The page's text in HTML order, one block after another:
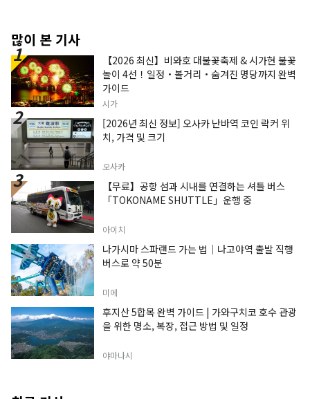
많이 본 기사
【2026 최신】비와호 대불꽃축제 & 시가현 불꽃
놀이 4선！일정・볼거리・숨겨진 명당까지 완벽
가이드
시가
[2026년 최신 정보] 오사카 난바역 코인 락커 위
치, 가격 및 크기
오사카
【무료】공항 섬과 시내를 연결하는 셔틀 버스
「TOKONAME SHUTTLE」운행 중
아이치
나가시마 스파랜드 가는 법｜나고야역 출발 직행
버스로 약 50분
미에
후지산 5합목 완벽 가이드 | 가와구치코 호수 관광
을 위한 명소, 복장, 접근 방법 및 일정
야마나시